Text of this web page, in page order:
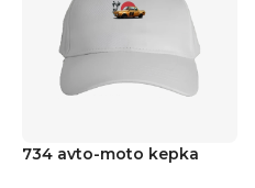
734 avto-moto kepka